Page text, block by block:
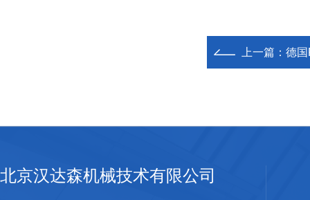
上一篇： 德
北京汉达森机械技术有限公司